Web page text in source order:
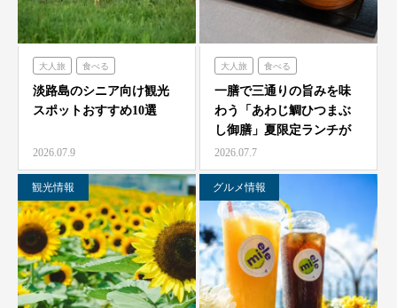
大人旅 食べる
フレンチの森 古酒の舎
禅坊靖寧 のじまスコーラ
淡路島のシニア向け観光
スポットおすすめ10選
2026.07.9
大人旅 食べる
海神人の食卓
一膳で三通りの旨みを味
わう「あわじ鯛ひつまぶ
し御膳」夏限定ランチが
7/1より海神人の食卓 …
2026.07.7
観光情報 グルメ情報